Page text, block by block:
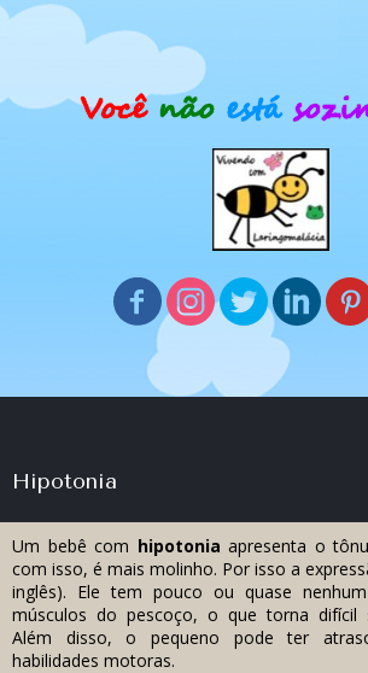
Hipotonia
Um bebê com hipotoniaapresenta o
com isso, é mais molinho. Por isso a
inglês). Ele tem pouco ou quase
músculos do pescoço, o que torna difícil
Além disso, o pequeno pode ter
habilidades motoras.